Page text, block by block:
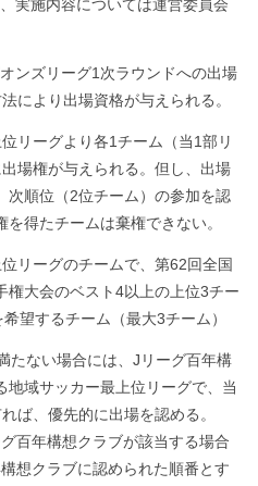
実施内容については運営委員会
ンズリーグ1次ラウンドへの出場
により出場資格が与えられる。
リーグより各1チーム（当1部リ
場権が与えられる。但し、出場
次順位（2位チーム）の参加を認
得たチームは棄権できない。
リーグのチームで、第62回全国
権大会のベスト4以上の上位3チー
望するチーム（最大3チーム）
たない場合には、Jリーグ百年構
地域サッカー最上位リーグで、当
ば、優先的に出場を認める。
百年構想クラブが該当する場合
想クラブに認められた順番とす